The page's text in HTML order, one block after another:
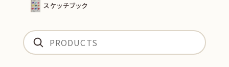
スケッチブック